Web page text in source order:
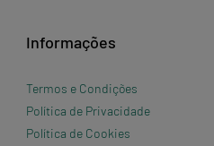
Informações
Termos e Condições
Política de Privacidade
Política de Cookies